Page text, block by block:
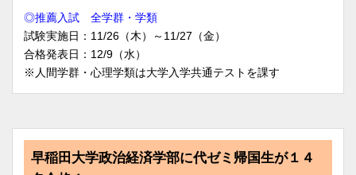
◎推薦入試 全学群・学類
試験実施日：11/26（木）～11/27（金）
合格発表日：12/9（水）
※人間学群・心理学類は大学入学共通テストを課す
早稲田大学政治経済学部に代ゼミ帰国生が１４